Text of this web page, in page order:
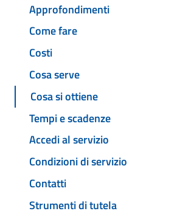
Approfondimenti
Come fare
Costi
Cosa serve
Cosa si ottiene
Tempi e scadenze
Accedi al servizio
Condizioni di servizio
Contatti
Strumenti di tutela